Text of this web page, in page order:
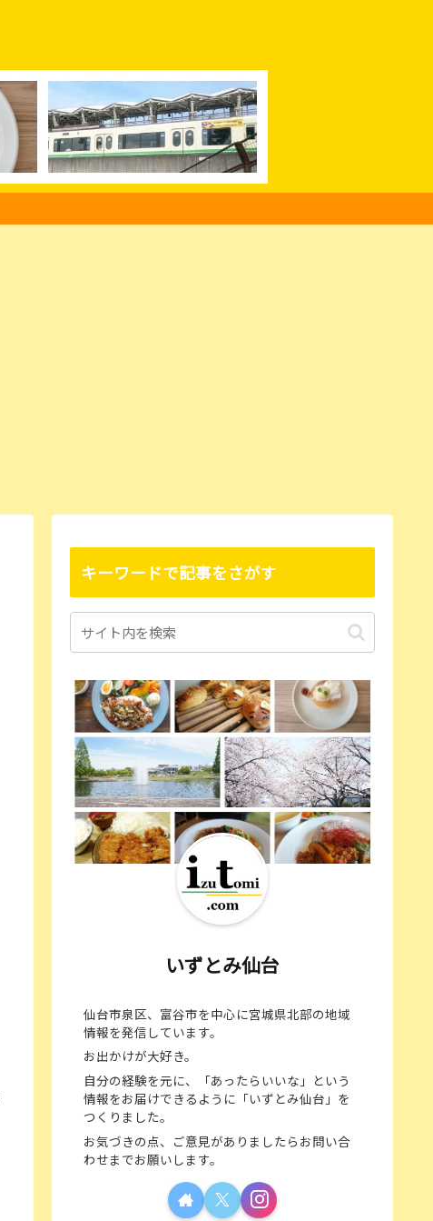
キーワードで記事をさがす
いずとみ仙台
仙台市泉区、富谷市を中心に宮城県北部の地域
情報を発信しています。
お出かけが大好き。
自分の経験を元に、「あったらいいな」という
情報をお届けできるように「いずとみ仙台」を
つくりました。
お気づきの点、ご意見がありましたらお問い合
わせまでお願いします。